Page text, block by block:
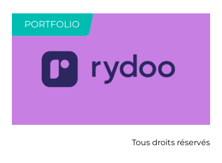
Tous droits réservés